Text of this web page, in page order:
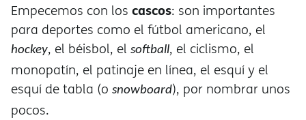
Empecemos con los cascos: son importantes
para deportes como el fútbol americano, el
hockey, el béisbol, el softball, el ciclismo, el
monopatín, el patinaje en línea, el esquí y el
esquí de tabla (o snowboard), por nombrar unos
pocos.